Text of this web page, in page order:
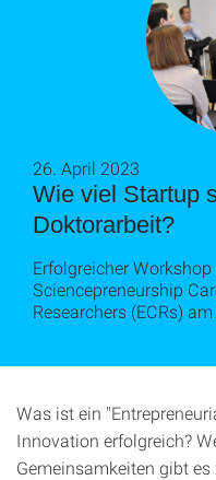
Wie viel Startup
Doktorarbeit?
26. April 2023
Erfolgreicher
Sciencepreneurship
Researchers (ECRs)
Was ist ein
Innovation erfolgreich?
Gemeinsamkeiten gibt